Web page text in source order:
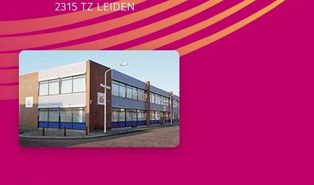
2315 TZ LEIDEN